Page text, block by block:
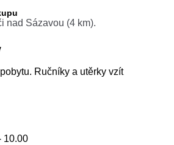
nad Sázavou (4 km).
Ručníky a utěrky vzít
10.00